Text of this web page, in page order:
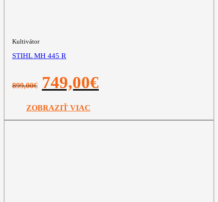
Kultivátor
STIHL MH 445 R
899,00€
Pôvodná
cena
899,00€.
749,00€
ZOBRAZIŤ VIAC